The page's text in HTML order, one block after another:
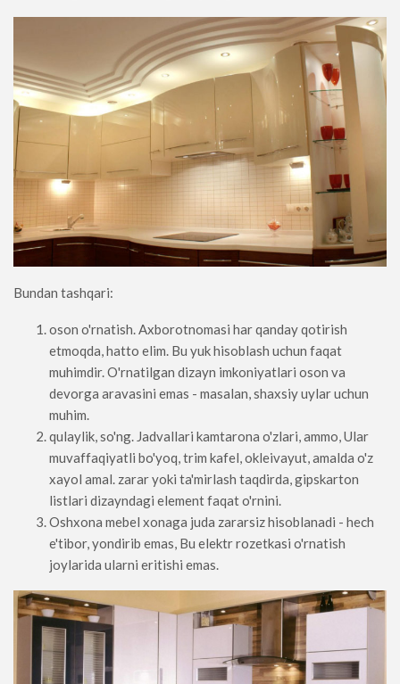
Bundan tashqari:
oson o'rnatish. Axborotnomasi har qanday qotirish
etmoqda, hatto elim. Bu yuk hisoblash uchun faqat
muhimdir. O'rnatilgan dizayn imkoniyatlari oson va
devorga aravasini emas - masalan, shaxsiy uylar uchun
muhim.
qulaylik, so'ng. Jadvallari kamtarona o'zlari, ammo, Ular
muvaffaqiyatli bo'yoq, trim kafel, okleivayut, amalda o'z
xayol amal. zarar yoki ta'mirlash taqdirda, gipskarton
listlari dizayndagi element faqat o'rnini.
Oshxona mebel xonaga juda zararsiz hisoblanadi - hech
e'tibor, yondirib emas, Bu elektr rozetkasi o'rnatish
joylarida ularni eritishi emas.